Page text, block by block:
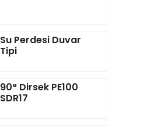
Su Perdesi Duvar
Tipi
90° Dirsek PE100
SDR17